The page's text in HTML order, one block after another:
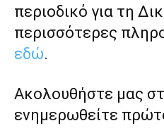
περιοδικό για τη
περισσότερες
εδώ.
Ακολουθήστε μας
ενημερωθείτε